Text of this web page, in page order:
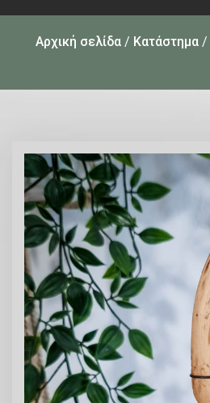
Αρχική σελίδα / Κατάστημα /